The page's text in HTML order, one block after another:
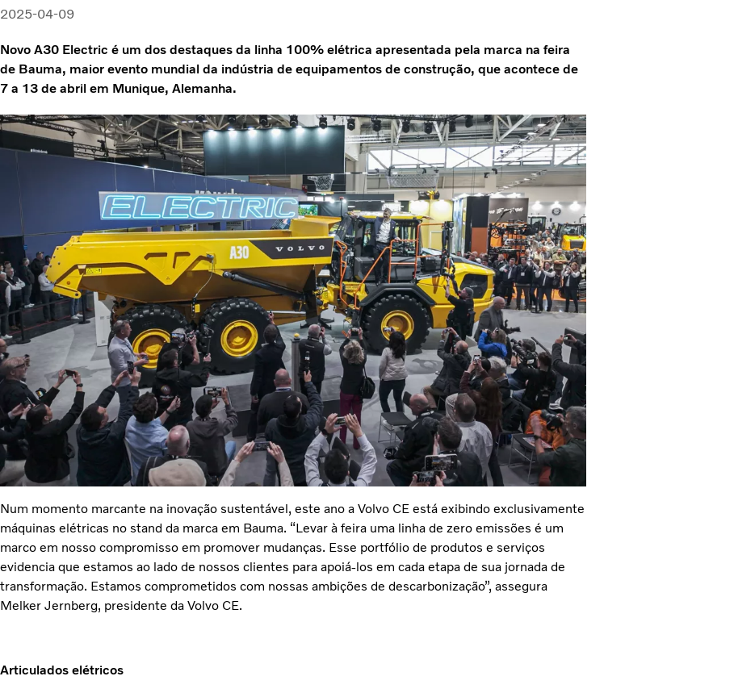
2025-04-09
Novo A30 Electric é um dos destaques da linha 100% elétrica apresentada pela marca na feira
de Bauma, maior evento mundial da indústria de equipamentos de construção, que acontece de
7 a 13 de abril em Munique, Alemanha.
Num momento marcante na inovação sustentável, este ano a Volvo CE está exibindo exclusivamente
máquinas elétricas no stand da marca em Bauma. “Levar à feira uma linha de zero emissões é um
marco em nosso compromisso em promover mudanças. Esse portfólio de produtos e serviços
evidencia que estamos ao lado de nossos clientes para apoiá-los em cada etapa de sua jornada de
transformação. Estamos comprometidos com nossas ambições de descarbonização”, assegura
Melker Jernberg, presidente da Volvo CE.
Articulados elétricos